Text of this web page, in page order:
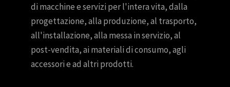
di macchine e servizi per l'intera vita, dalla
progettazione, alla produzione, al trasporto,
all'installazione, alla messa in servizio, al
post-vendita, ai materiali di consumo, agli
accessori e ad altri prodotti.